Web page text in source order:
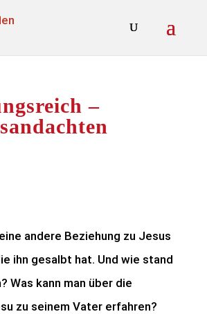
–
andere Beziehung zu Jesus
ihn gesalbt hat. Und wie stand
Was kann man über die
zu seinem Vater erfahren?